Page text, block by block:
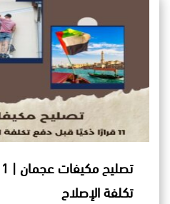
تكلفة الإصلاح